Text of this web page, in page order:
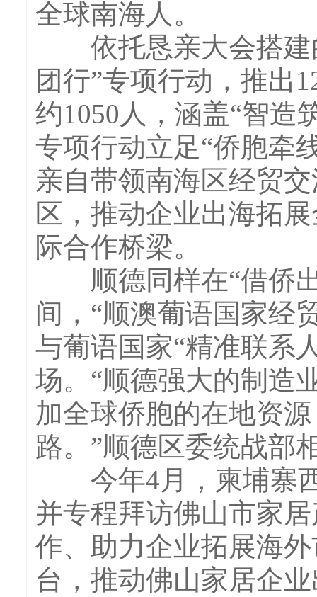
全球南海人。
依托恳亲大会搭建
团行”专项行动，推出
约1050人，涵盖“智造
专项行动立足“侨胞牵
亲自带领南海区经贸
区，推动企业出海拓
际合作桥梁。
顺德同样在“借侨出
间，“顺澳葡语国家经
与葡语国家“精准联系
场。“顺德强大的制造
加全球侨胞的在地资
路。”顺德区委统战部
今年4月，柬埔寨西
并专程拜访佛山市家
作、助力企业拓展海
台，推动佛山家居企